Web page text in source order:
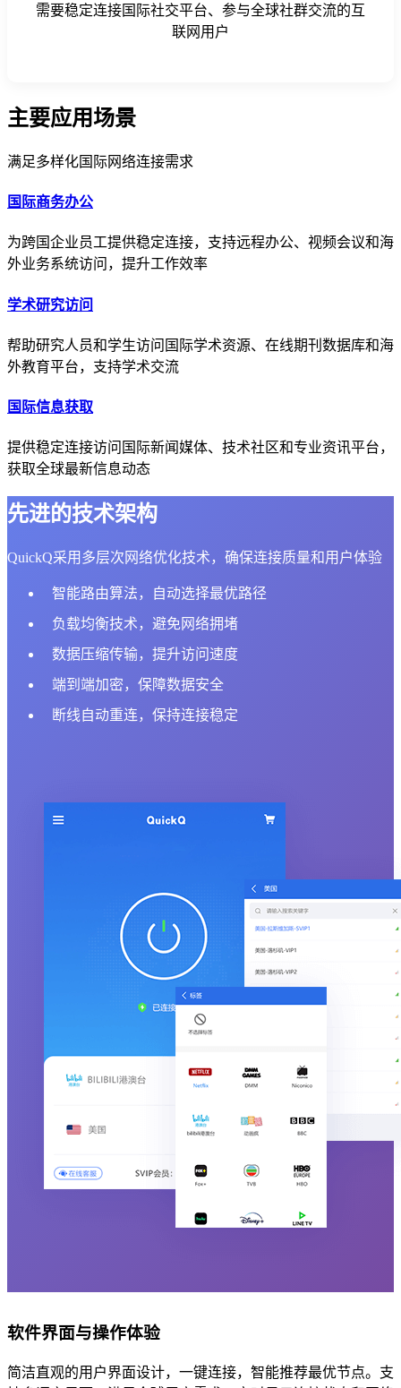
需要稳定连接国际社交平台、参与全球社群交流的互
联网用户
主要应用场景
满足多样化国际网络连接需求
国际商务办公
为跨国企业员工提供稳定连接，支持远程办公、视频会议和海
外业务系统访问，提升工作效率
学术研究访问
帮助研究人员和学生访问国际学术资源、在线期刊数据库和海
外教育平台，支持学术交流
国际信息获取
提供稳定连接访问国际新闻媒体、技术社区和专业资讯平台，
获取全球最新信息动态
先进的技术架构
QuickQ采用多层次网络优化技术，确保连接质量和用户体验
智能路由算法，自动选择最优路径
负载均衡技术，避免网络拥堵
数据压缩传输，提升访问速度
端到端加密，保障数据安全
断线自动重连，保持连接稳定
软件界面与操作体验
简洁直观的用户界面设计，一键连接，智能推荐最优节点。支